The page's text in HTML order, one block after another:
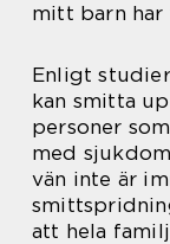
mitt barn
Enligt
kan smitta
personer
med
vän inte är
att hela